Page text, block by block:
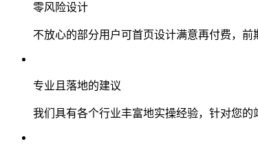
零风险设计
不放心的部分用户可首页设计满意再付费，
专业且落地的建议
我们具有各个行业丰富地实操经验，针对您